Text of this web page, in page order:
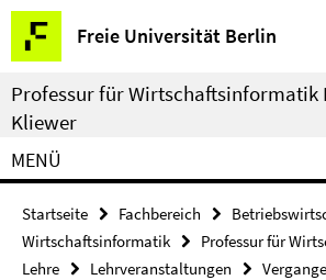
Springe
direkt
zu
Inhalt
Freie Universität Berlin
Service-
Navigation
Professur für Wirtschaftsinformatik
Kliewer
MENÜ
Startseite Fachbereich
Wirtschaftsinformatik
Professur für
Lehre
Lehrveranstaltungen